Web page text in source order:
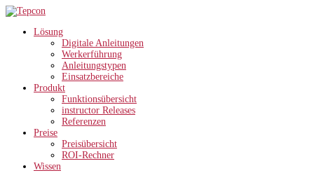
Lösung
Digitale Anleitungen
Werkerführung
Anleitungstypen
Einsatzbereiche
Produkt
Funktionsübersicht
instructor Releases
Referenzen
Preise
Preisübersicht
ROI-Rechner
Wissen